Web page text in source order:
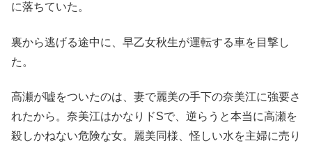
に落ちていた。
裏から逃げる途中に、早乙女秋生が運転する車を目撃し
た。
高瀬が嘘をついたのは、妻で麗美の手下の奈美江に強要さ
れたから。奈美江はかなりドSで、逆らうと本当に高瀬を
殺しかねない危険な女。麗美同様、怪しい水を主婦に売り